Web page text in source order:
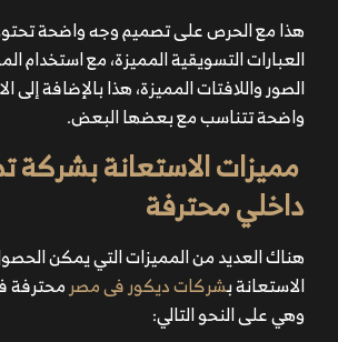
هذا مع الحرص على تصميم وجه واضحة
العبارات التسويقية المميزة، مع استخدام
الصور واللافتات المميزة، هذا بالإضافة إلى
واضحة تتناسب مع بعضها البعض.
مميزات الاستعانة بشركة
داخلي محترفة
هناك العديد من المميزات التي يمكن
الاستعانة بشركات ديكور فى مصر محترفة
وهي على النحو التالي: